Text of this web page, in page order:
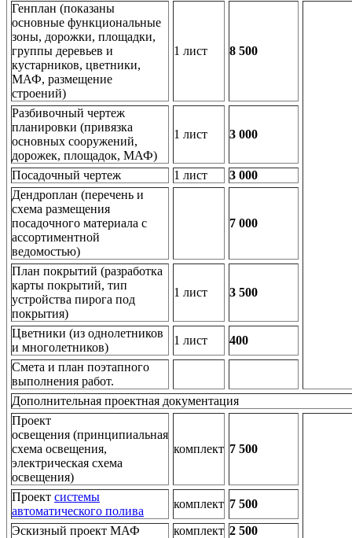
Генплан (показаны
основные функциональные
зоны, дорожки, площадки,
группы деревьев и
кустарников, цветники,
МАФ, размещение
строений)
1 лист 8 500
Разбивочный чертеж
планировки (привязка
основных сооружений,
дорожек, площадок, МАФ)
1 лист 3 000
Посадочный чертеж 1 лист
3 000
Дендроплан (перечень и
схема размещения
посадочного материала с
ассортиментной
ведомостью)
7 000
План покрытий (разработка
карты покрытий, тип
устройства пирога под
покрытия)
1 лист 3 500
Цветники (из однолетников
и многолетников)
1 лист
400
Смета и план поэтапного
выполнения работ.
Дополнительная проектная документация
Проект
освещения (принципиальная
схема освещения,
электрическая схема
освещения)
комплект 7 500
Проект системы
автоматического полива
комплект 7 500
Эскизный проект МАФ
комплект 2 500